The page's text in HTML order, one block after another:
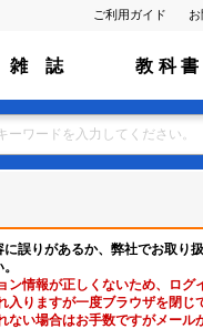
ご利用ガイド
雑 誌 教 科 書
誤りがあるか、弊社でお取り
ン情報が正しくないため、ログ
入りますが一度ブラウザを閉じ
ない場合はお手数ですがメール